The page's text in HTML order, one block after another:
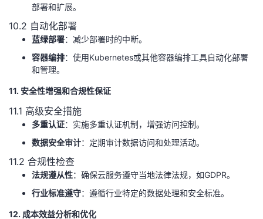
部署和扩展。
10.2 自动化部署
蓝绿部署：减少部署时的中断。
容器编排：使用Kubernetes或其他容器编排工具自动化部署
和管理。
11. 安全性增强和合规性保证
11.1 高级安全措施
多重认证：实施多重认证机制，增强访问控制。
数据安全审计：定期审计数据访问和处理活动。
11.2 合规性检查
法规遵从性：确保云服务遵守当地法律法规，如GDPR。
行业标准遵守：遵循行业特定的数据处理和安全标准。
12. 成本效益分析和优化